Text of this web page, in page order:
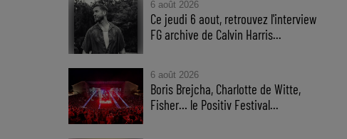
6 août 2026
Ce jeudi 6 aout, retrouvez l'interview
FG archive de Calvin Harris...
6 août 2026
Boris Brejcha, Charlotte de Witte,
Fisher… le Positiv Festival...